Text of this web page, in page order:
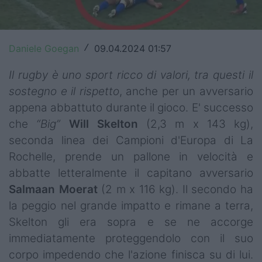
Champions Cup
Challenge Cup
World Rugby
Rugby World Cup
Super Rugby
Rugby in TV
Mercato
Serie A Elite
Campionati
Serie A
Daniele Goegan / 09.04.2024 01:57
Il rugby è uno sport ricco di valori, tra questi il
sostegno e il rispetto, anche per un avversario
appena abbattuto durante il gioco. E' successo
che “Big” Will Skelton (2,3 m x 143 kg),
seconda linea dei Campioni d'Europa di La
Rochelle, prende un pallone in velocità e
abbatte letteralmente il capitano avversario
Salmaan Moerat(2 m x 116 kg). Il secondo ha
la peggio nel grande impatto e rimane a terra,
Skelton gli era sopra e se ne accorge
immediatamente proteggendolo con il suo
corpo impedendo che l'azione finisca su di lui.